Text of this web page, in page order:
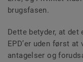
brugsfasen.
Dette betyder, at
EPD’er uden først
antagelser og